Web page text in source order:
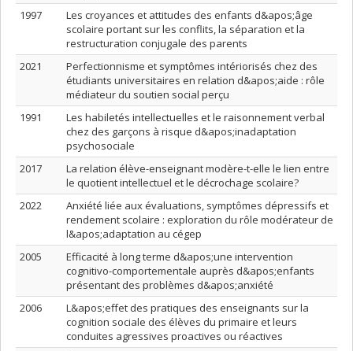
1997
Les croyances et attitudes des enfants d&apos;âge
scolaire portant sur les conflits, la séparation et la
restructuration conjugale des parents
2021
Perfectionnisme et symptômes intériorisés chez des
étudiants universitaires en relation d&apos;aide : rôle
médiateur du soutien social perçu
1991
Les habiletés intellectuelles et le raisonnement verbal
chez des garçons à risque d&apos;inadaptation
psychosociale
2017
La relation élève-enseignant modère-t-elle le lien entre
le quotient intellectuel et le décrochage scolaire?
2022
Anxiété liée aux évaluations, symptômes dépressifs et
rendement scolaire : exploration du rôle modérateur de
l&apos;adaptation au cégep
2005
Efficacité à long terme d&apos;une intervention
cognitivo-comportementale auprès d&apos;enfants
présentant des problèmes d&apos;anxiété
2006
L&apos;effet des pratiques des enseignants sur la
cognition sociale des élèves du primaire et leurs
conduites agressives proactives ou réactives